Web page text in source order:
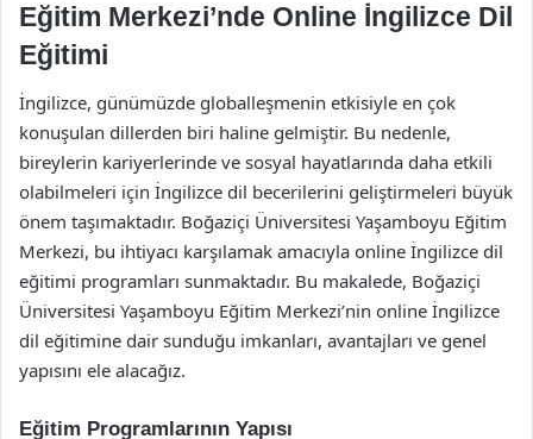
Eğitim Merkezi’nde Online İngilizce Dil
Eğitimi
İngilizce, günümüzde globalleşmenin etkisiyle en çok
konuşulan dillerden biri haline gelmiştir. Bu nedenle,
bireylerin kariyerlerinde ve sosyal hayatlarında daha etkili
olabilmeleri için İngilizce dil becerilerini geliştirmeleri büyük
önem taşımaktadır. Boğaziçi Üniversitesi Yaşamboyu Eğitim
Merkezi, bu ihtiyacı karşılamak amacıyla online İngilizce dil
eğitimi programları sunmaktadır. Bu makalede, Boğaziçi
Üniversitesi Yaşamboyu Eğitim Merkezi’nin online İngilizce
dil eğitimine dair sunduğu imkanları, avantajları ve genel
yapısını ele alacağız.
Eğitim Programlarının Yapısı